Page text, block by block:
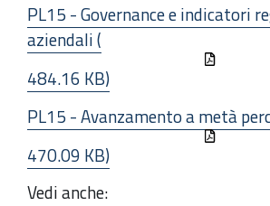
PL15 - Governance e indicatori
aziendali (
484.16 KB)
PL15 - Avanzamento a metà
470.09 KB)
Vedi anche: